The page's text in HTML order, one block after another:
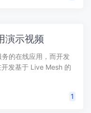
演示视频
的在线应用，而开发
发基于 Live Mesh 的
1